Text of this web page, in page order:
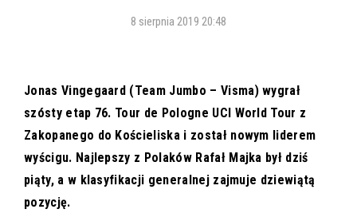
8 sierpnia 2019 20:48
Jonas Vingegaard (Team Jumbo – Visma) wygrał
szósty etap 76. Tour de Pologne UCI World Tour z
Zakopanego do Kościeliska i został nowym liderem
wyścigu. Najlepszy z Polaków Rafał Majka był dziś
piąty, a w klasyfikacji generalnej zajmuje dziewiątą
pozycję.